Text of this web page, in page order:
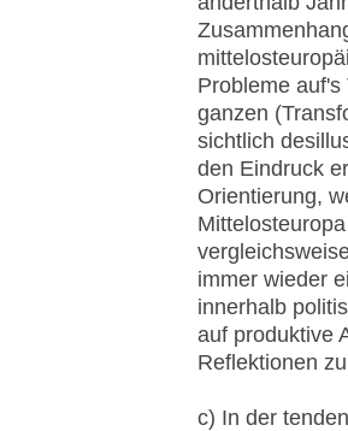
Probleme
ganzen
sichtlich
den Eindruck
Orientierung,
immer wieder
innerhalb
auf produktive
Reflektionen
c) In der